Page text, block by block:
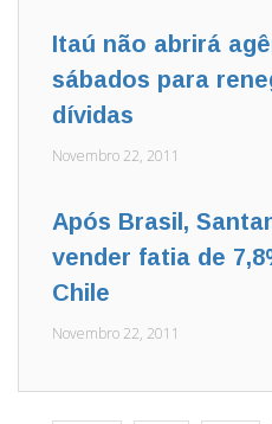
Itaú não abrirá
sábados para
dívidas
Novembro 22, 2011
Após Brasil,
vender fatia de
Chile
Novembro 22, 2011